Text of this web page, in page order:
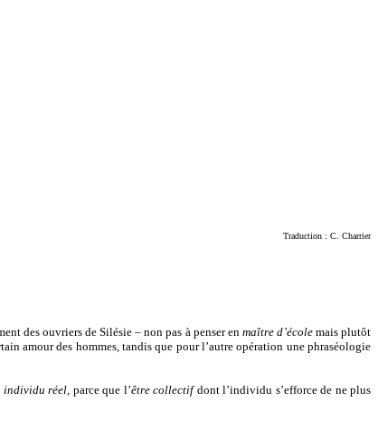
Traduction : C. Charrier
des ouvriers de Silésie – non pas à penser en maître d’écolemais plutôt
amour des hommes, tandis que pour l’autre opération une phraséologie
individu réel, parce que l’être collectifdont l’individu s’efforce de ne plus